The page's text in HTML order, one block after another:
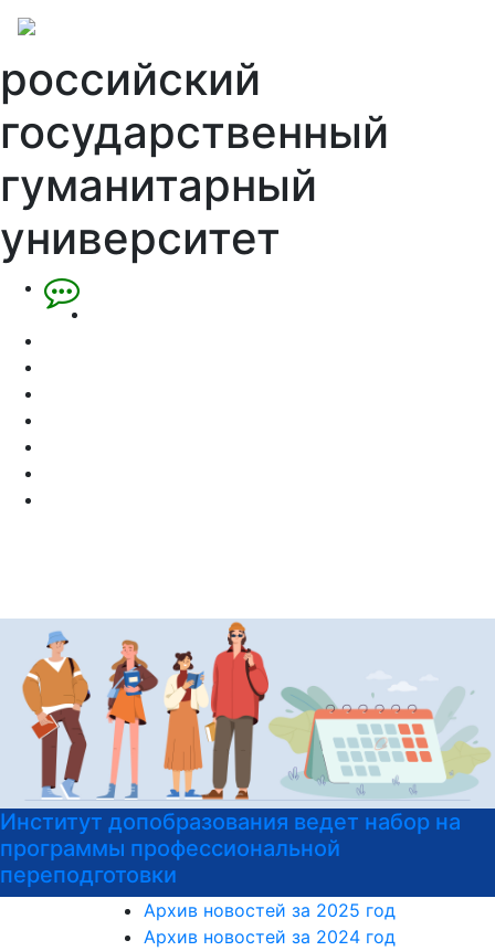
российский
государственный
гуманитарный
университет
на
Институт допобразования РГГУ
на подготовительные курсы к
Архив новостей за 2025 год
Архив новостей за 2024 год